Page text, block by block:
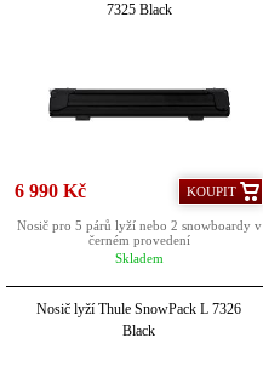
7325 Black
6 990 Kč KOUPIT
Nosič pro 5 párů lyží nebo 2 snowboardy v
černém provedení
Skladem
Nosič lyží Thule SnowPack L 7326
Black